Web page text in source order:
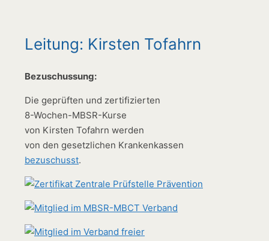
Leitung: Kirsten Tofahrn
Bezuschussung:
Die geprüften und zertifizierten
8-Wochen-MBSR-Kurse
von Kirsten Tofahrn werden
von den gesetzlichen Krankenkassen
bezuschusst.